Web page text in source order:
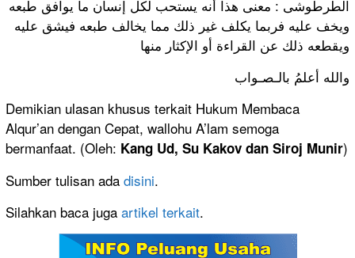
الطرطوشى : معنى هذا أنه يستحب لكل إنسان ما يوافق طبعه
ويخف عليه فربما يكلف غير ذلك مما يخالف طبعه فيشق عليه
ويقطعه ذلك عن القراءة أو الإكثار منها
والله أعلمُ بالـصـواب
Demikian ulasan khusus terkait Hukum Membaca
Alqur’an dengan Cepat, wallohu A’lam semoga
bermanfaat. (Oleh: Kang Ud, Su Kakov dan Siroj Munir)
Sumber tulisan ada disini.
Silahkan baca juga artikel terkait.